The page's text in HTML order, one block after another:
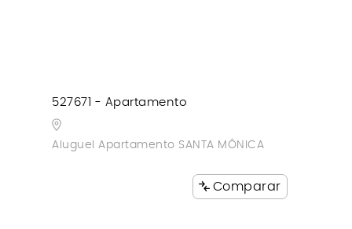
527671 - Apartamento
Aluguel Apartamento SANTA MÔNICA
Comparar